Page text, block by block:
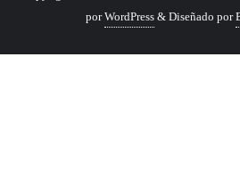
porWordPress & Diseñado por